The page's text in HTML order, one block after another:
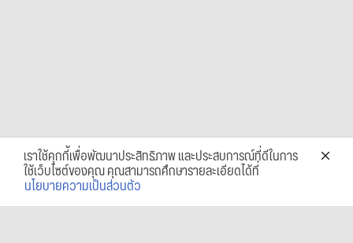
เราใช้คุกกี้เพื่อพัฒนาประสิทธิภาพ และประสบการณ์ที่ดีในการ
ใช้เว็บไซต์ของคุณ คุณสามารถศึกษารายละเอียดได้ที่
นโยบายความเป็นส่วนตัว